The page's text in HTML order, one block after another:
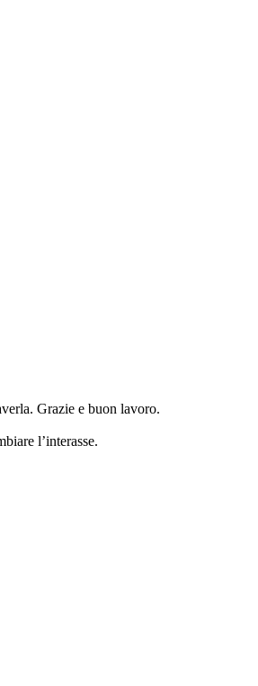
Grazie e buon lavoro.
l’interasse.